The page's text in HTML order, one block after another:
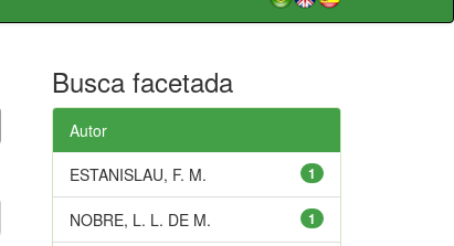
Busca facetada
Autor
1
ESTANISLAU, F. M.
1
NOBRE, L. L. DE M.